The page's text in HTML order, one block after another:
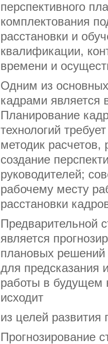
перспективного
комплектования
расстановки и
квалификации,
времени и
Одним из
кадрами является
Планирование
технологий
методик расчетов,
создание
руководителей;
рабочему месту
расстановки
Предварительной
является
плановых решений
для предсказания
работы в будущем
исходит
из целей развития
Прогнозирование